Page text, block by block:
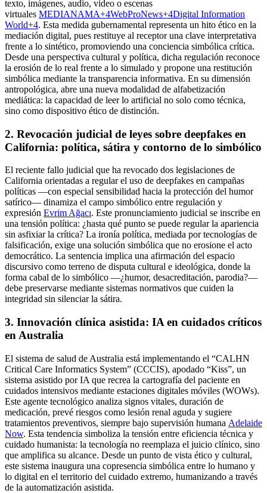
texto, imágenes, audio, video o escenas
virtuales MEDIANAMA+4WebProNews+4Digital Information
World+4. Esta medida gubernamental representa un hito ético en la
mediación digital, pues restituye al receptor una clave interpretativa
frente a lo sintético, promoviendo una conciencia simbólica crítica.
Desde una perspectiva cultural y política, dicha regulación reconoce
la erosión de lo real frente a lo simulado y propone una restitución
simbólica mediante la transparencia informativa. En su dimensión
antropológica, abre una nueva modalidad de alfabetización
mediática: la capacidad de leer lo artificial no solo como técnica,
sino como dispositivo ético de distinción.
2. Revocación judicial de leyes sobre deepfakes en
California: política, sátira y contorno de lo simbólico
El reciente fallo judicial que ha revocado dos legislaciones de
California orientadas a regular el uso de deepfakes en campañas
políticas —con especial sensibilidad hacia la protección del humor
satírico— dinamiza el campo simbólico entre regulación y
expresión Evrim Ağacı. Este pronunciamiento judicial se inscribe en
una tensión política: ¿hasta qué punto se puede regular la apariencia
sin asfixiar la crítica? La ironía política, mediada por tecnologías de
falsificación, exige una solución simbólica que no erosione el acto
democrático. La sentencia implica una afirmación del espacio
discursivo como terreno de disputa cultural e ideológica, donde la
forma cabal de lo simbólico —¿humor, desacreditación, parodia?—
debe preservarse mediante sistemas normativos que cuiden la
integridad sin silenciar la sátira.
3. Innovación clínica asistida: IA en cuidados críticos
en Australia
El sistema de salud de Australia está implementando el “CALHN
Critical Care Informatics System” (CCCIS), apodado “Kiss”, un
sistema asistido por IA que recrea la cartografía del paciente en
cuidados intensivos mediante estaciones digitales móviles (WOWs).
Este agente tecnológico analiza signos vitales, duración de
medicación, prevé riesgos como lesión renal aguda y sugiere
tratamientos preventivos, siempre bajo supervisión humana Adelaide
Now. Esta tendencia simboliza la tensión entre eficiencia técnica y
cuidado humanista: la tecnología no reemplaza el juicio clínico, sino
que amplifica su alcance. Desde un punto de vista ético y cultural,
este sistema inaugura una copresencia simbólica entre lo humano y
lo digital en el territorio del cuidado extremo, humanizando a través
de la automatización asistida.